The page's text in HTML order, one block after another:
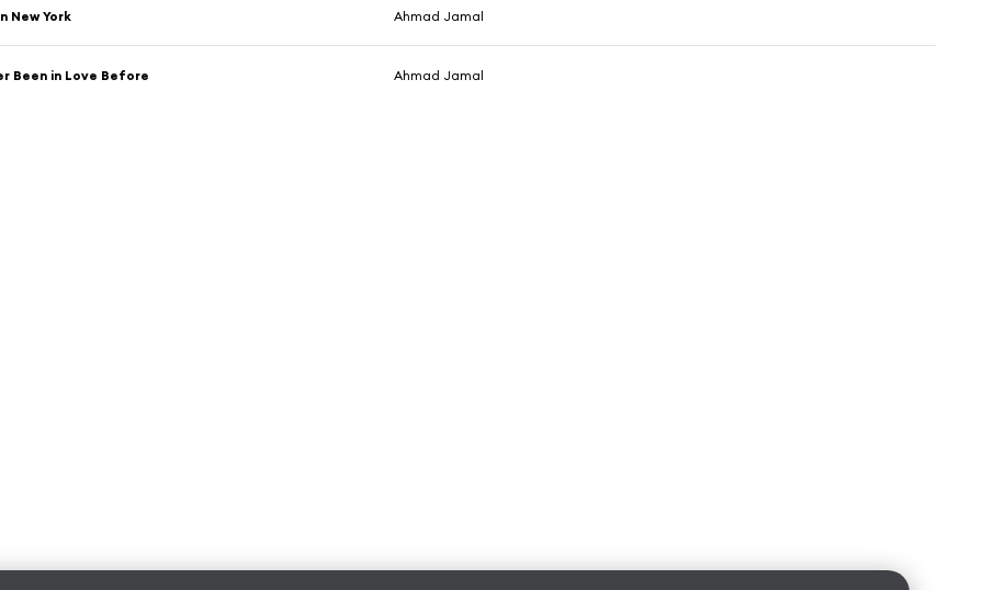
New York Ahmad Jamal
Been in Love Before Ahmad Jamal